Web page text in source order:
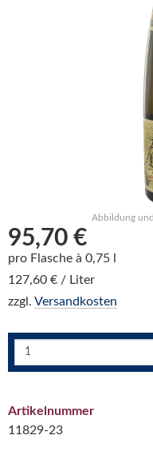
Abbildung
95,70 €
pro Flasche à 0,75 l
127,60 € / Liter
zzgl. Versandkosten
Artikelnummer
11829-23